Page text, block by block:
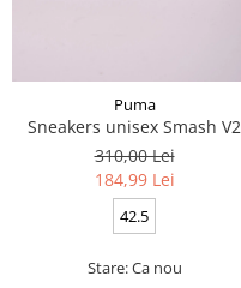
Puma
Sneakers unisex Smash V2
310,00 Lei
184,99 Lei
42.5
Stare: Ca nou